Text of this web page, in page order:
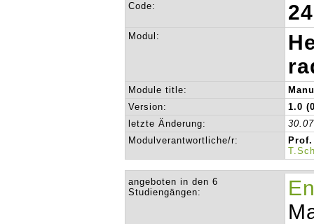
Code:
Modul:
Module title:
Version:
1.0
letzte Änderung:
Modulverantwortliche/r:
angeboten in den 6
Studiengängen: